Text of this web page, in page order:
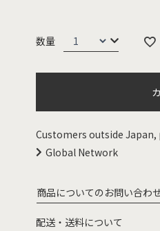
Customers outside
Global Network
商品についてのお問い合わ
配送・送料について